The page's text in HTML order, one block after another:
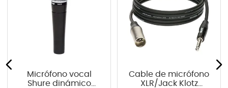
Micrófono vocal
Shure dinámico
Cable de micrófono
XLR/Jack Klotz